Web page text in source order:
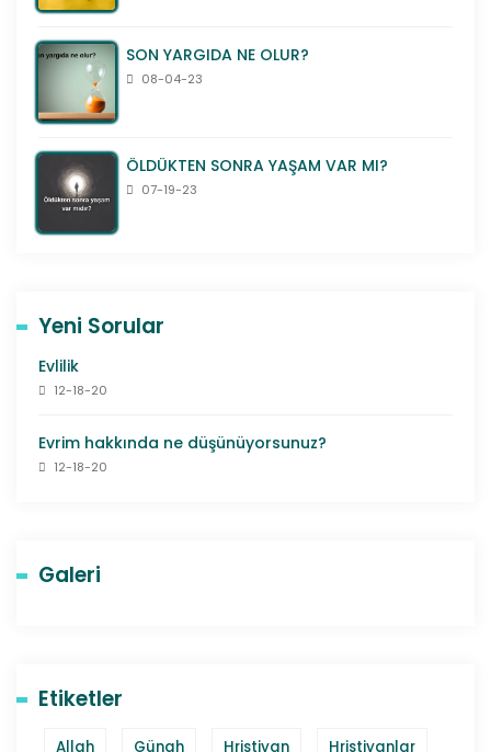
SON YARGIDA NE OLUR?
08-04-23
ÖLDÜKTEN SONRA YAŞAM VAR MI?
07-19-23
Yeni Sorular
Evlilik
12-18-20
Evrim hakkında ne düşünüyorsunuz?
12-18-20
Galeri
Etiketler
Allah Günah Hristiyan Hristiyanlar